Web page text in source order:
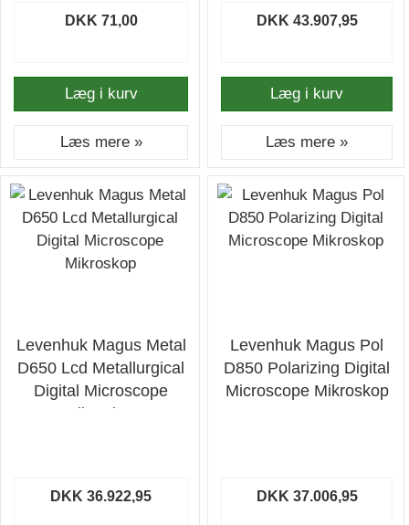
DKK 71,00
Læg i kurv
Læs mere »
DKK 43.907,95
Læg i kurv
Læs mere »
Levenhuk Magus Metal
D650 Lcd Metallurgical
Digital Microscope
Mikroskop
DKK 36.922,95
Levenhuk Magus Pol
D850 Polarizing Digital
Microscope Mikroskop
DKK 37.006,95